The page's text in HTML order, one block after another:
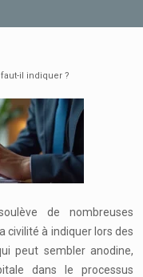
il indiquer ?
de nombreuses
civilité à indiquer lors des
peut sembler anodine,
dans le processus